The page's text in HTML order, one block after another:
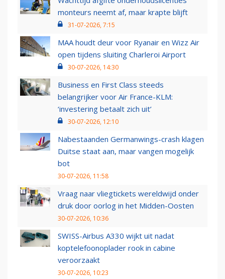
monteurs neemt af, maar krapte blijft
31-07-2026, 7:15
MAA houdt deur voor Ryanair en Wizz Air
open tijdens sluiting Charleroi Airport
30-07-2026, 14:30
Business en First Class steeds
belangrijker voor Air France-KLM:
‘investering betaalt zich uit’
30-07-2026, 12:10
Nabestaanden Germanwings-crash klagen
Duitse staat aan, maar vangen mogelijk
bot
30-07-2026, 11:58
Vraag naar vliegtickets wereldwijd onder
druk door oorlog in het Midden-Oosten
30-07-2026, 10:36
SWISS-Airbus A330 wijkt uit nadat
koptelefoonoplader rook in cabine
veroorzaakt
30-07-2026, 10:23